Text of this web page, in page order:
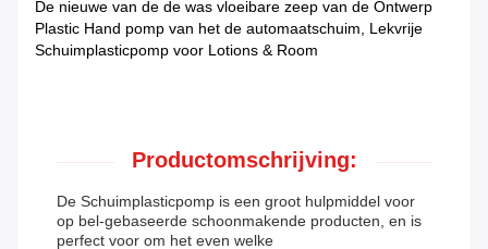
De nieuwe van de de was vloeibare zeep van de Ontwerp
Plastic Hand pomp van het de automaatschuim, Lekvrije
Schuimplasticpomp voor Lotions & Room
Productomschrijving:
De Schuimplasticpomp is een groot hulpmiddel voor
op bel-gebaseerde schoonmakende producten, en is
perfect voor om het even welke